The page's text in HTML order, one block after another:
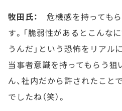
牧田氏：
危機感を持っても
す。「脆弱性があるとこんな
うんだ」という恐怖をリアル
当事者意識を持ってもらう狙
ん、社内だから許されたこと
でしたね（笑）。